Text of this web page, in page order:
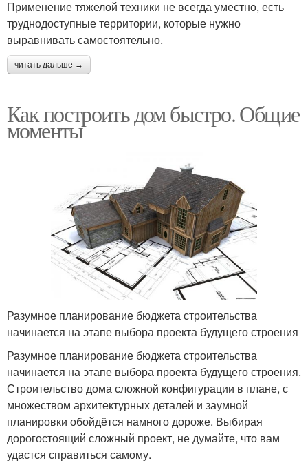
Применение тяжелой техники не всегда уместно, есть
труднодоступные территории, которые нужно
выравнивать самостоятельно.
читать дальше →
Как построить дом быстро. Общие
моменты
Разумное планирование бюджета строительства
начинается на этапе выбора проекта будущего строения
Разумное планирование бюджета строительства
начинается на этапе выбора проекта будущего строения.
Строительство дома сложной конфигурации в плане, с
множеством архитектурных деталей и заумной
планировки обойдётся намного дороже. Выбирая
дорогостоящий сложный проект, не думайте, что вам
удастся справиться самому.